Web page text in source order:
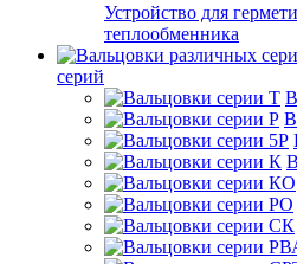
Устройство для
теплообменника
серий